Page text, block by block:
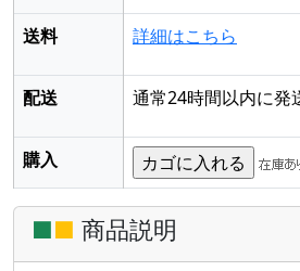
送料 詳細はこちら
配送 通常24時間以内に発
購入
■■ 商品説明